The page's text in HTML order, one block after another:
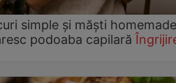
simple și măști homemade
podoaba capilară